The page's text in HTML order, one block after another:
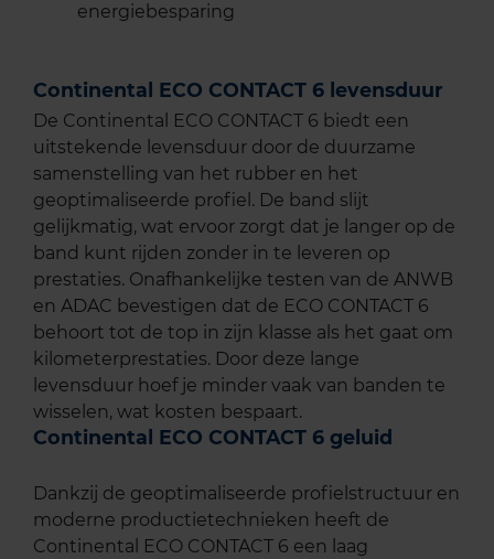
energiebesparing
Continental ECO CONTACT 6 levensduur
De Continental ECO CONTACT 6 biedt een
uitstekende levensduur door de duurzame
samenstelling van het rubber en het
geoptimaliseerde profiel. De band slijt
gelijkmatig, wat ervoor zorgt dat je langer op de
band kunt rijden zonder in te leveren op
prestaties. Onafhankelijke testen van de ANWB
en ADAC bevestigen dat de ECO CONTACT 6
behoort tot de top in zijn klasse als het gaat om
kilometerprestaties. Door deze lange
levensduur hoef je minder vaak van banden te
wisselen, wat kosten bespaart.
Continental ECO CONTACT 6 geluid
Dankzij de geoptimaliseerde profielstructuur en
moderne productietechnieken heeft de
Continental ECO CONTACT 6 een laag